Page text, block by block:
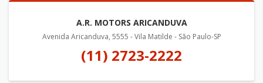
A.R. MOTORS ARICANDUVA
Avenida Aricanduva, 5555 - Vila Matilde - São Paulo-SP
(11) 2723-2222